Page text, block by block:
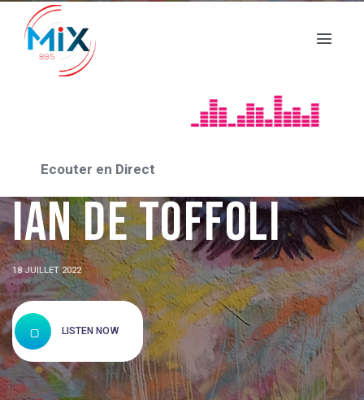
Ecouter en Direct
TERRES ARIDES de
Ian De TOFFOLI
18 JUILLET 2022
LISTEN NOW